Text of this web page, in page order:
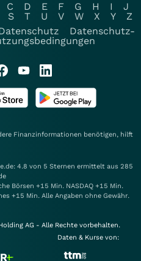
C D E F G H I
J
S T U V W X Y
Z
Datenschutz-
Finanzinformationen benötigen, hilft
4.8 von 5 Sternen ermittelt aus 285
Börsen +15 Min. NASDAQ +15 Min.
+15 Min. Alle Angaben ohne Gewähr.
AG - Alle Rechte vorbehalten.
Daten & Kurse von: